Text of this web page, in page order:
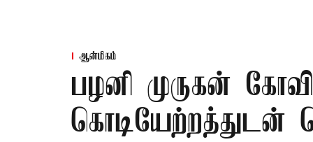
ஆன்மிகம்
பழனி முருகன்
கொடியேற்றத்துடன்